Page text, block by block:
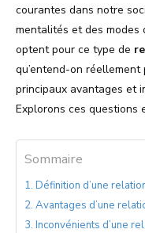
courantes dans notre
mentalités et des modes
optent pour ce type de
qu’entend-on
principaux avantages et
Explorons ces questions
Sommaire
Définition d’une
Avantages d’une
Inconvénients d’une